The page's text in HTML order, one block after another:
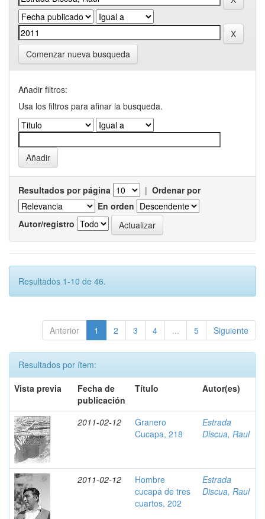
Comenzar nueva busqueda
Añadir filtros:
Usa los filtros para afinar la busqueda.
Resultados por página | Ordenar por
En orden
Autor/registro
Resultados 1-10 de 46.
Anterior 1 2 3 4 ... 5 Siguiente
Resultados por ítem:
Vista previa
Fecha de
publicación
Título Autor(es)
2011-02-12
Granero
Cucapa, 218
Estrada
Discua, Raul
2011-02-12
Hombre
cucapa de tres
cuartos, 202
Estrada
Discua, Raul